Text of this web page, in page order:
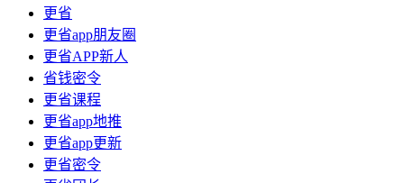
更省
更省app朋友圈
更省APP新人
省钱密令
更省课程
更省app地推
更省app更新
更省密令